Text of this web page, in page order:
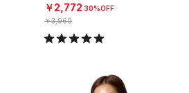
￥2,772 30%OFF
￥3,960